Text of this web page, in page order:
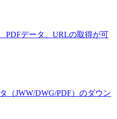
PDFデータ、URLの取得が可
（JWW/DWG/PDF）のダウン